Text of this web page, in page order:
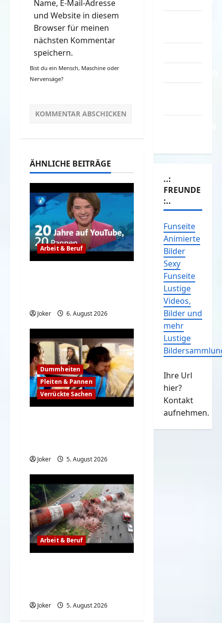
Name, E-Mail-Adresse
und Website in diesem
Browser für meinen
nächsten Kommentar
speichern.
Bist du ein Mensch, Maschine oder
Nervensäge?
ÄHNLICHE BEITRÄGE
Arbeit & Beruf
Joker 6. August 2026
Dummheiten
Pleiten & Pannen
Verrückte Sachen
Joker 5. August 2026
Arbeit & Beruf
Joker 5. August 2026
..:
FREUNDE
:..
Funseite
Animierte
Bilder
Sexy
Funseite
Lustige
Videos,
Bilder und
mehr
Lustige
Ihre Url
hier?
Kontakt
aufnehmen.